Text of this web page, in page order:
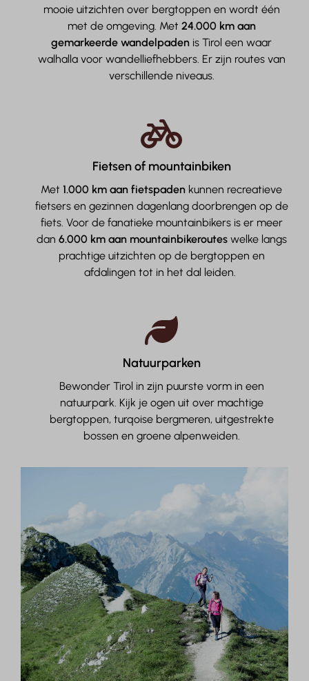
mooie uitzichten over bergtoppen en wordt één
met de omgeving. Met 24.000 km aan
gemarkeerde wandelpaden is Tirol een waar
walhalla voor wandelliefhebbers. Er zijn routes van
verschillende niveaus.
Fietsen of mountainbiken
Met 1.000 km aan fietspaden kunnen recreatieve
fietsers en gezinnen dagenlang doorbrengen op de
fiets. Voor de fanatieke mountainbikers is er meer
dan 6.000 km aan mountainbikerouteswelke langs
prachtige uitzichten op de bergtoppen en
afdalingen tot in het dal leiden.
Natuurparken
Bewonder Tirol in zijn puurste vorm in een
natuurpark. Kijk je ogen uit over machtige
bergtoppen, turqoise bergmeren, uitgestrekte
bossen en groene alpenweiden.